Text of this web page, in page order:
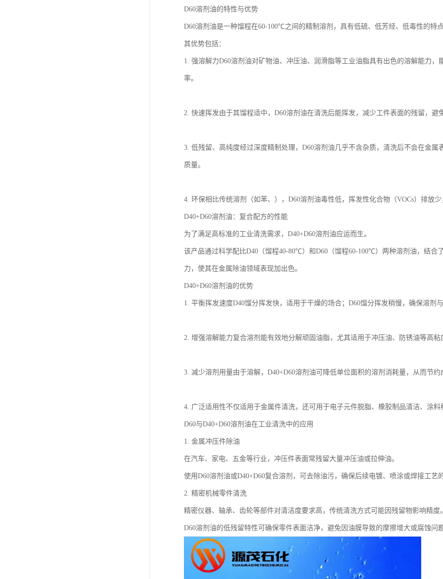
D60溶剂油的特性与优势
D60溶剂油是一种馏程在60-100℃之间的精制溶剂，具有低硫、低芳烃、低毒性的特
其优势包括：
1. 强溶解力D60溶剂油对矿物油、冲压油、润滑脂等工业油脂具有出色的溶解能力
率。
2. 快速挥发由于其馏程适中，D60溶剂油在清洗后能挥发，减少工件表面的残留，避
3. 低残留、高纯度经过深度精制处理，D60溶剂油几乎不含杂质，清洗后不会在金
质量。
4. 环保相比传统溶剂（如苯、），D60溶剂油毒性低，挥发性化合物（VOCs）排放少
D40+D60溶剂油：复合配方的性能
为了满足高标准的工业清洗需求，D40+D60溶剂油应运而生。
该产品通过科学配比D40（馏程40-80℃）和D60（馏程60-100℃）两种溶剂油，结合
力，使其在金属除油领域表现加出色。
D40+D60溶剂油的优势
1. 平衡挥发速度D40馏分挥发快，适用于干燥的场合；D60馏分挥发稍慢，确保溶剂
2. 增强溶解能力复合溶剂能有效地分解顽固油脂，尤其适用于冲压油、防锈油等高粘
3. 减少溶剂用量由于溶解，D40+D60溶剂油可降低单位面积的溶剂消耗量，从而节约
4. 广泛适用性不仅适用于金属件清洗，还可用于电子元件脱脂、橡胶制品清洁、涂料
D60与D40+D60溶剂油在工业清洗中的应用
1. 金属冲压件除油
在汽车、家电、五金等行业，冲压件表面常残留大量冲压油或拉伸油。
使用D60溶剂油或D40+D60复合溶剂，可去除油污，确保后续电镀、喷涂或焊接工艺
2. 精密机械零件清洗
精密仪器、轴承、齿轮等部件对清洁度要求高，传统清洗方式可能因残留物影响精度。
D60溶剂油的低残留特性可确保零件表面洁净，避免因油膜导致的摩擦增大或腐蚀问题